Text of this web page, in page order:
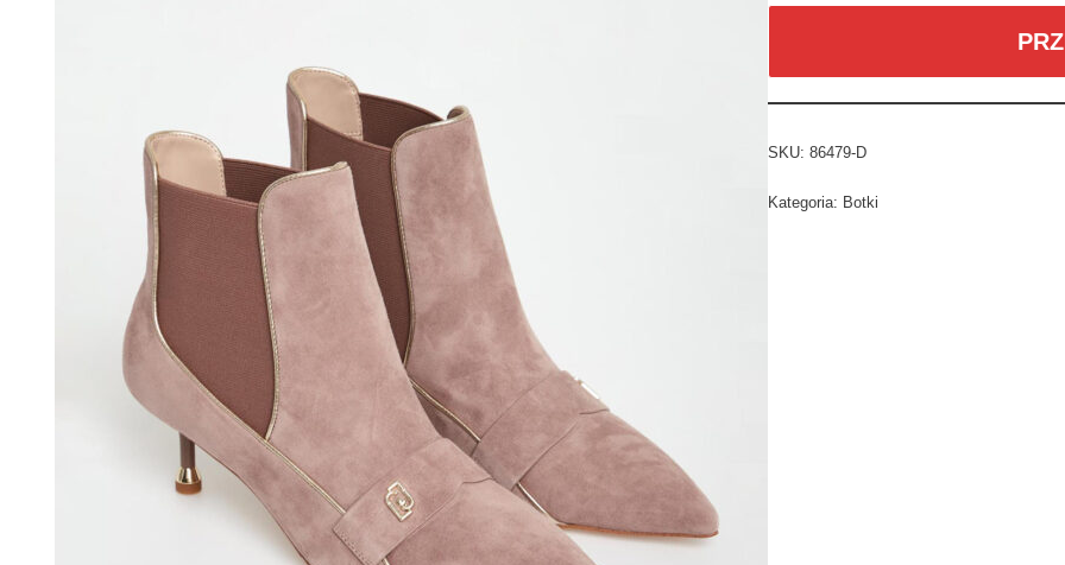
SKU: 86479-D
Kategoria: Botki